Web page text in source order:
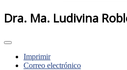
Dra. Ma. Ludivina
Imprimir
Correo electrónico